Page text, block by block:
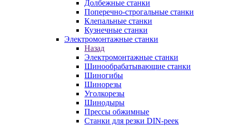
Долбежные станки
Поперечно-строгальные станки
Клепальные станки
Кузнечные станки
Электромонтажные станки
Назад
Электромонтажные станки
Шинообрабатывающие станки
Шиногибы
Шинорезы
Уголкорезы
Шинодыры
Прессы обжимные
Станки для резки DIN-реек